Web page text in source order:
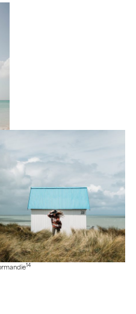
14